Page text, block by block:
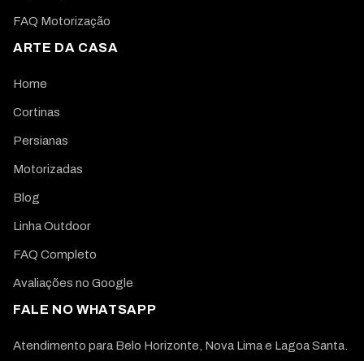
FAQ Motorização
ARTE DA CASA
Home
Cortinas
Persianas
Motorizadas
Blog
Linha Outdoor
FAQ Completo
Avaliações no Google
FALE NO WHATSAPP
Atendimento para Belo Horizonte, Nova Lima e Lagoa Santa.